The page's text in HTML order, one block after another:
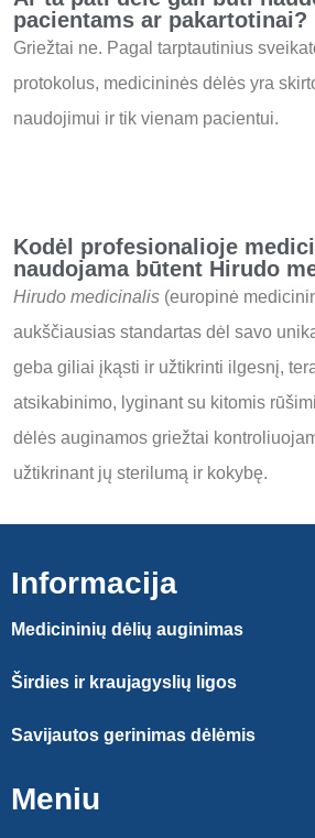
pacientams ar pakartotinai?
Griežtai ne. Pagal tarptautinius
protokolus, medicininės dėlės yra
naudojimui ir tik vienam pacientui.
Kodėl profesionalioje
naudojama būtent Hirudo
Hirudo medicinalis (europinė
aukščiausias standartas dėl savo
geba giliai įkąsti ir užtikrinti ilgesnį,
atsikabinimo, lyginant su kitomis
dėlės auginamos griežtai
užtikrinant jų sterilumą ir kokybę.
Informacija
Medicininių dėlių auginimas
Širdies ir kraujagyslių ligos
Savijautos gerinimas dėlėmis
Meniu